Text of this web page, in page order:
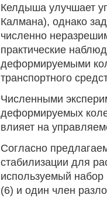
Келдыша улучшает
Калмана), однако
численно
практические
деформируемыми
транспортного
Численными
деформируемых
влияет на
Согласно
стабилизации для
используемый
(6) и один член